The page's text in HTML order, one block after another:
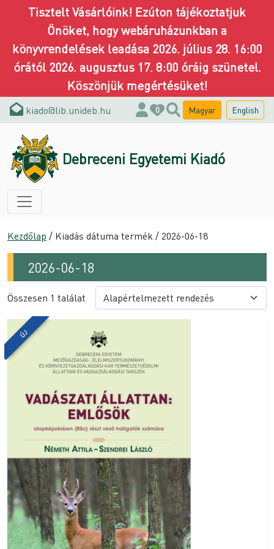
Tisztelt Vásárlóink! Ezúton tájékoztatjuk
Önöket, hogy webáruházunkban a
könyvrendelések leadása 2026. július 28. 16:00
órától 2026. augusztus 17. 8:00 óráig szünetel.
Köszönjük megértésüket!
kiado@lib.unideb.hu 0 Magyar English
Debreceni Egyetemi Kiadó
Kezdőlap / Kiadás dátuma termék / 2026-06-18
2026-06-18
Összesen 1 találat
ÚJ